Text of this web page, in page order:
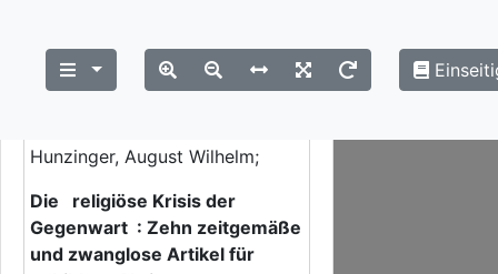
Strukturübersicht ×Close
Hunzinger, August Wilhelm;
Die religiöse Krisis der
Gegenwart : Zehn zeitgemäße
und zwanglose Artikel für